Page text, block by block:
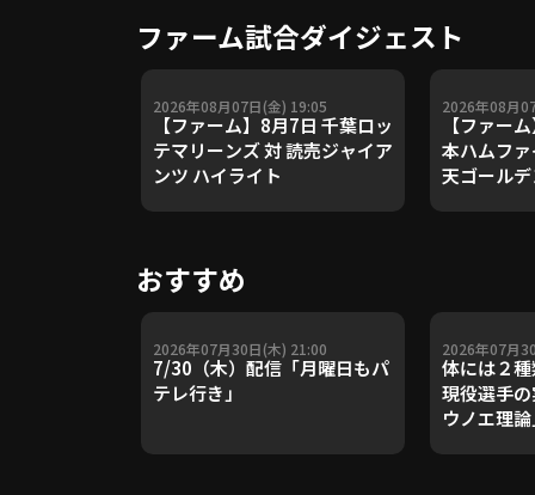
ファーム試合ダイジェスト
2026年08月07日(金) 19:05
【ファーム】8月7日 千葉ロッ
テマリーンズ 対 読売ジャイア
ンツ ハイライト
2026年08月
【ファー
本ハムフ
天ゴール
おすすめ
2026年07月30日(木) 21:00
7/30（木）配信「月曜日もパ
テレ行き」
2026年07月
体には２
現役選手
ウノエ理